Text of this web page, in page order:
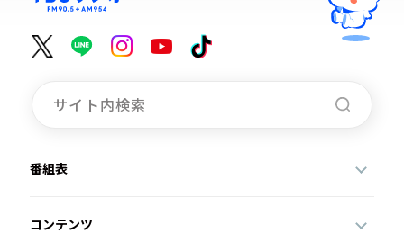
番組表
コンテンツ